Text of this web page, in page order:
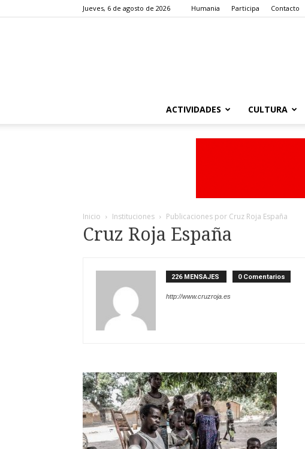
Jueves, 6 de agosto de 2026 Humania Participa Contacto
ACTIVIDADES CULTURA
Inicio Instituciones Publicaciones por Cruz Roja España
Cruz Roja España
226 MENSAJES 0 Comentarios
http://www.cruzroja.es